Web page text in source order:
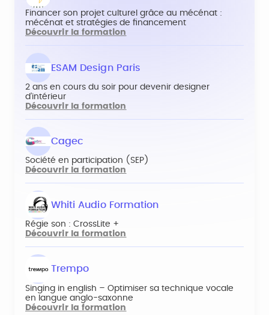
Financer son projet culturel grâce au mécénat :
mécénat et stratégies de financement
Découvrir la formation
ESAM Design Paris
2 ans en cours du soir pour devenir designer
d’intérieur
Découvrir la formation
Cagec
Société en participation (SEP)
Découvrir la formation
Whiti Audio Formation
Régie son : CrossLite +
Découvrir la formation
Trempo
Singing in english – Optimiser sa technique vocale
en langue anglo-saxonne
Découvrir la formation